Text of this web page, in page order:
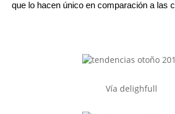
que lo hacen único en comparación a las
Vía delighfull